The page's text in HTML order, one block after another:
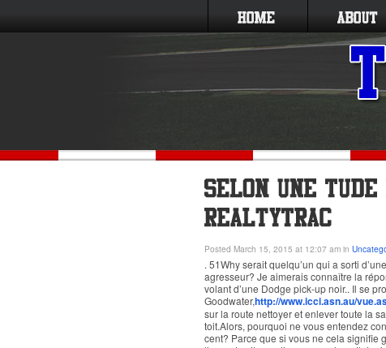
Posted March 15, 2015 at 12:07 am in
. 51Why serait quelqu’un qui a sorti
agresseur? Je aimerais connaître la
volant d’une Dodge pick-up noir.. Il se
Goodwater,http://www.icci.asn.au/
sur la route nettoyer et enlever toute la
toit.Alors, pourquoi ne vous entendez
cent? Parce que si vous ne cela signifie